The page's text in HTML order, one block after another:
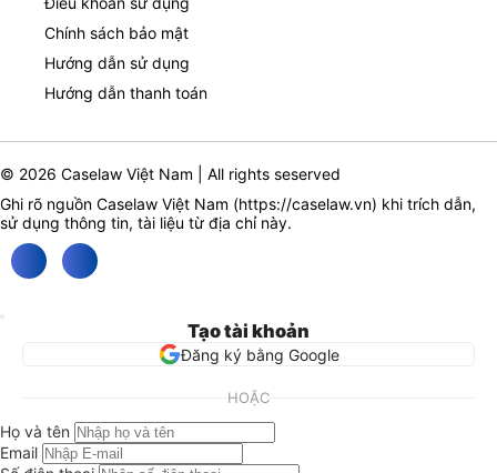
Chính sách bảo mật
Hướng dẫn sử dụng
Hướng dẫn thanh toán
© 2026 Caselaw Việt Nam | All rights seserved
Ghi rõ nguồn Caselaw Việt Nam (https://caselaw.vn) khi trích dẫn,
sử dụng thông tin, tài liệu từ địa chỉ này.
Tạo tài khoản
Đăng ký bằng Google
HOẶC
Họ và tên
Email